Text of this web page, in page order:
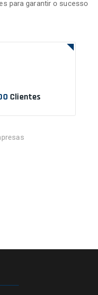
para garantir o sucesso
Clientes